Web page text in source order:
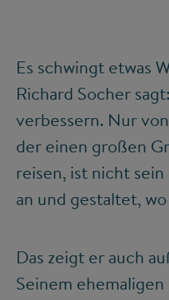
Es schwingt etwas
Richard Socher
verbessern. Nur
der einen großen
reisen, ist nicht
an und gestaltet,
Das zeigt er auch
Seinem